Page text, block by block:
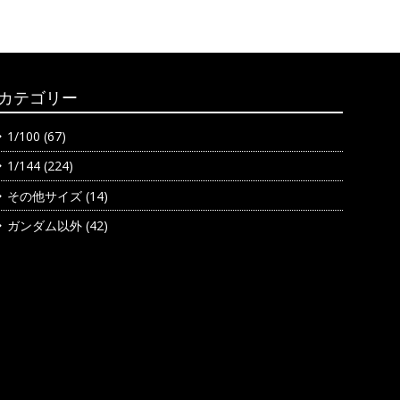
カテゴリー
1/100 (67)
1/144(224)
その他サイズ(14)
ガンダム以外(42)